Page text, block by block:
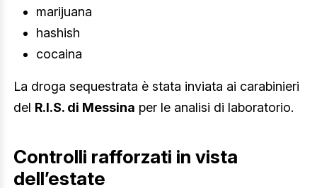
marijuana
hashish
cocaina
La droga sequestrata è stata inviata ai carabinieri
del R.I.S. di Messina per le analisi di laboratorio.
Controlli rafforzati in vista
dell’estate